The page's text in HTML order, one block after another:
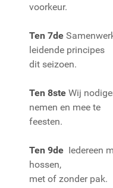
voorkeur.
Ten 7de
leidende principes
dit seizoen.
Ten 8ste Wij
nemen en mee te
feesten.
Ten 9de Iedereen
hossen,
met of zonder pak.